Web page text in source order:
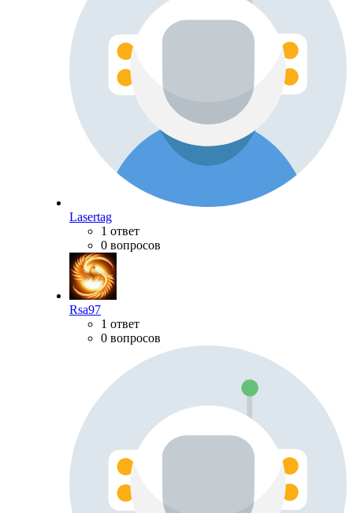
Lasertag
1 ответ
0 вопросов
Rsa97
1 ответ
0 вопросов